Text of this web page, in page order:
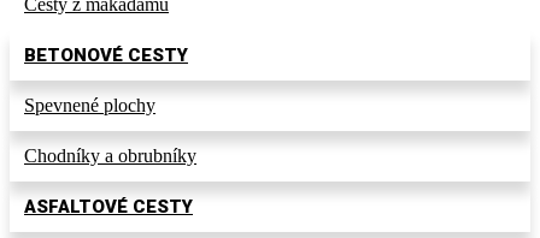
BETONOVÉ CESTY
Spevnené plochy
Chodníky a obrubníky
ASFALTOVÉ CESTY